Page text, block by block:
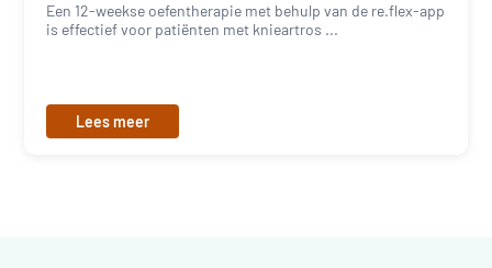
Een 12-weekse oefentherapie met behulp van de re.flex-app
is effectief voor patiënten met knieartros ...
Lees meer